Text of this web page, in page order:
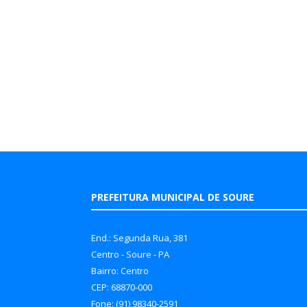
PREFEITURA MUNICIPAL DE SOURE
End.: Segunda Rua, 381
Centro - Soure - PA
Bairro: Centro
CEP: 68870-000
Fone: (91) 98340-2591